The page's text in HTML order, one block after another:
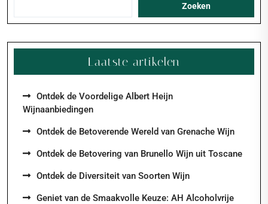
Zoeken
Laatste artikelen
Ontdek de Voordelige Albert Heijn
Wijnaanbiedingen
Ontdek de Betoverende Wereld van Grenache Wijn
Ontdek de Betovering van Brunello Wijn uit Toscane
Ontdek de Diversiteit van Soorten Wijn
Geniet van de Smaakvolle Keuze: AH Alcoholvrije